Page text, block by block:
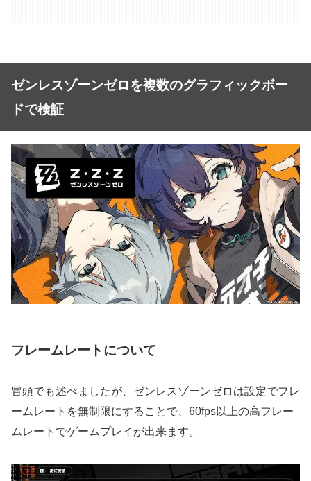
ゼンレスゾーンゼロを複数のグラフィックボー
ドで検証
フレームレートについて
冒頭でも述べましたが、ゼンレスゾーンゼロは設定でフレ
ームレートを無制限にすることで、60fps以上の高フレー
ムレートでゲームプレイが出来ます。